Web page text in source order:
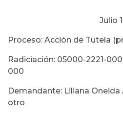
Julio 14 de
Proceso: Acción de Tutela
Radiciación: 05000-2221-
000
Demandante: Liliana Oneida
otro